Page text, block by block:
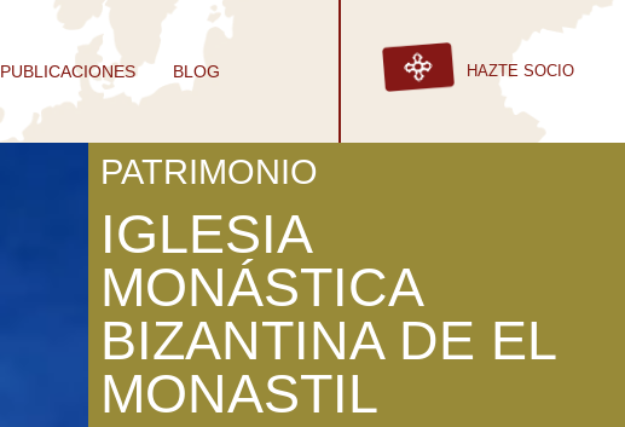
PUBLICACIONES BLOG HAZTE SOCIO
PATRIMONIO
IGLESIA
MONÁSTICA
BIZANTINA DE EL
MONASTIL